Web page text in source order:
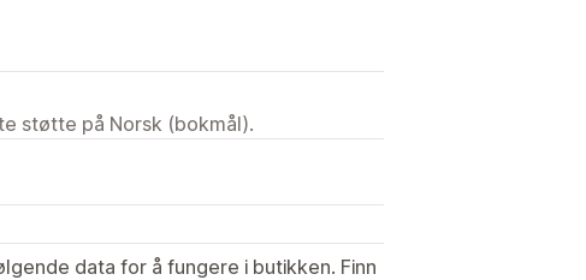
støtte på Norsk (bokmål).
data for å fungere i butikken. Finn